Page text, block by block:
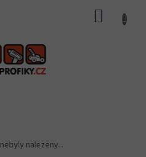
nebyly nalezeny...